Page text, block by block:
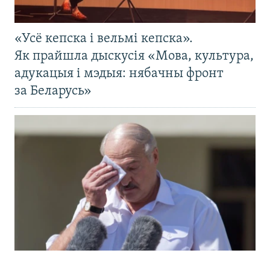
«Усё кепска і вельмі кепска».
Як прайшла дыскусія «Мова, культура,
адукацыя і мэдыя: нябачны фронт
за Беларусь»